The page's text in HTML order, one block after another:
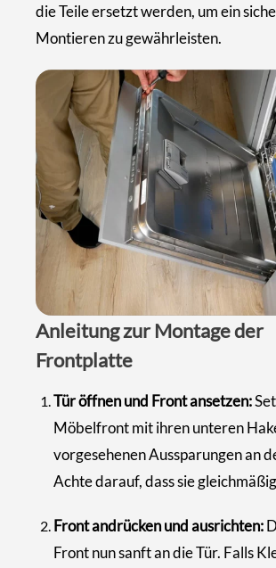
die Teile ersetzt werden, um ein
Montieren zu gewährleisten.
Anleitung zur Montage der
Frontplatte
Tür öffnen und Front ansetzen:
Möbelfront mit ihren unteren
vorgesehenen Aussparungen an
Achte darauf, dass sie
Front andrücken und ausrichten:
Front nun sanft an die Tür. Falls